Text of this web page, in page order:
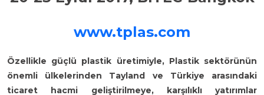
www.tplas.com
Özellikle güçlü plastik üretimiyle, Plastik sektörünün
önemli ülkelerinden Tayland ve Türkiye arasındaki
ticaret hacmi geliştirilmeye, karşılıklı yatırımlar